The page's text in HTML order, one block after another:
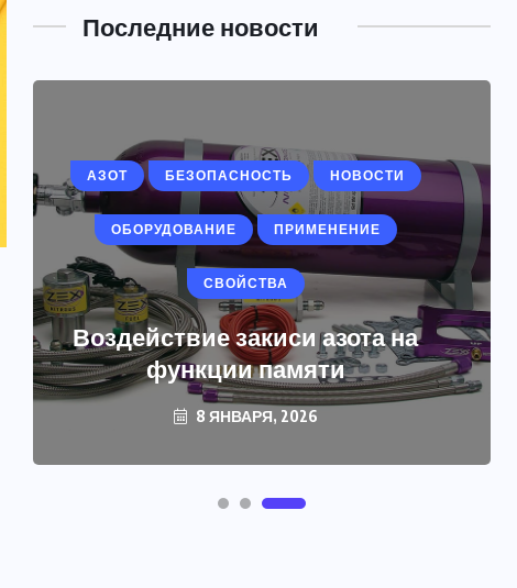
Последние новости
АЗОТ БЕЗОПАСНОСТЬ НОВОСТИ
ОБОРУДОВАНИЕ ПРИМЕНЕНИЕ
СВОЙСТВА
Воздействие закиси азота на
функции памяти
8 ЯНВАРЯ, 2026